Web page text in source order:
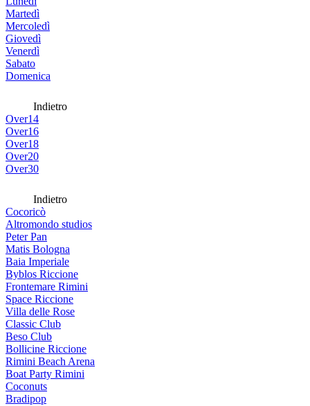
Martedì
Mercoledì
Giovedì
Venerdì
Sabato
Domenica
Indietro
Over14
Over16
Over18
Over20
Over30
Indietro
Cocoricò
Altromondo studios
Peter Pan
Matis Bologna
Baia Imperiale
Byblos Riccione
Frontemare Rimini
Space Riccione
Villa delle Rose
Classic Club
Beso Club
Bollicine Riccione
Rimini Beach Arena
Boat Party Rimini
Coconuts
Bradipop